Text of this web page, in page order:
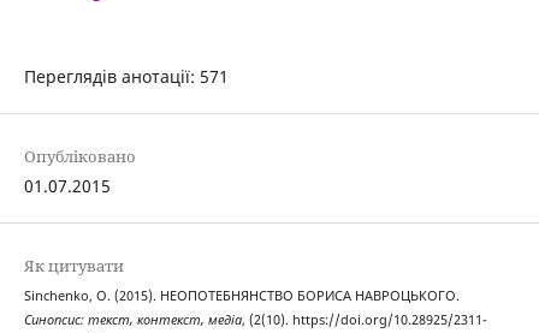
Переглядів анотації: 571
Опубліковано
01.07.2015
Як цитувати
Sinchenko, O. (2015). НЕОПОТЕБНЯНСТВО БОРИСА НАВРОЦЬКОГО.
Синопсис: текст, контекст, медіа, (2(10). https://doi.org/10.28925/2311-